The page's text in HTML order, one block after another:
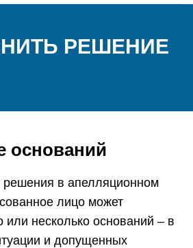
РЕШЕНИЕ
оснований
в апелляционном
лицо может
или несколько оснований – в
и допущенных